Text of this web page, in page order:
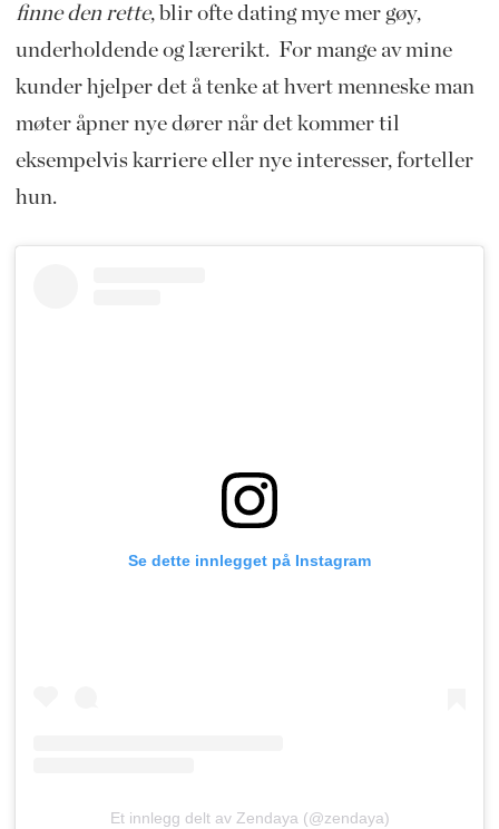
finne den rette, blir ofte dating mye mer gøy,
underholdende og lærerikt. For mange av mine
kunder hjelper det å tenke at hvert menneske man
møter åpner nye dører når det kommer til
eksempelvis karriere eller nye interesser, forteller
hun.
Se dette innlegget på Instagram
Et innlegg delt av Zendaya (@zendaya)